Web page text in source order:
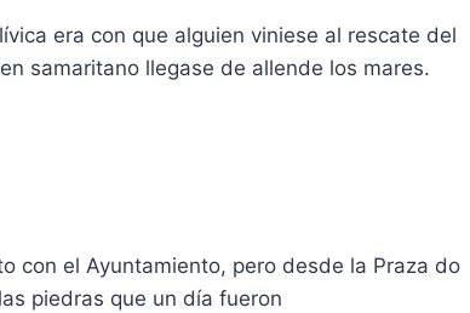
era con que alguien viniese al rescate del
samaritano llegase de allende los mares.
con el Ayuntamiento, pero desde la Praza do
piedras que un día fueron